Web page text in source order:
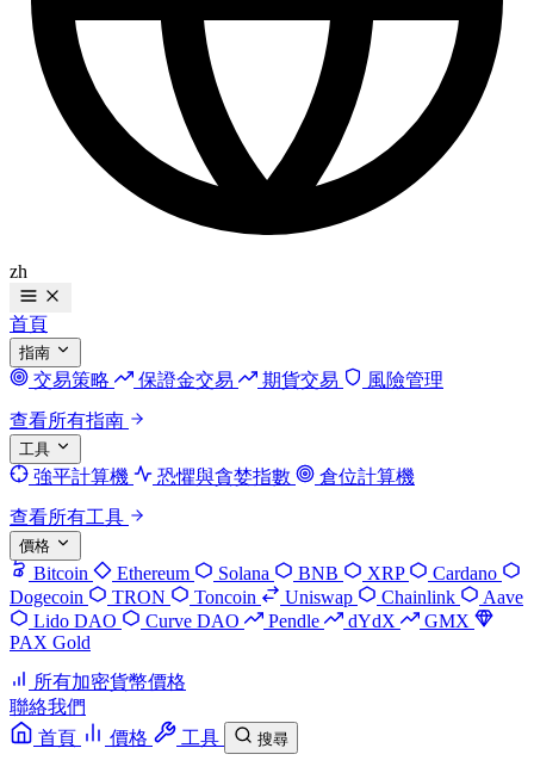
zh
首頁
指南
交易策略 保證金交易 期貨交易
風險管理
查看所有指南
工具
強平計算機 恐懼與貪婪指數
倉位計算機
查看所有工具
價格
Bitcoin Ethereum Solana BNB XRP
Cardano
Dogecoin
TRON Toncoin Uniswap Chainlink
Aave
Lido DAO
Curve DAO Pendle dYdX
GMX
PAX Gold
所有加密貨幣價格
聯絡我們
首頁
價格 工具 搜尋